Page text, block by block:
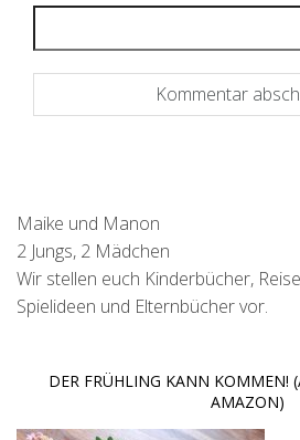
Maike und Manon
2 Jungs, 2 Mädchen
Wir stellen euch Kinderbücher,
Spielideen und Elternbücher vor.
DER FRÜHLING KANN KOMMEN!
AMAZON)